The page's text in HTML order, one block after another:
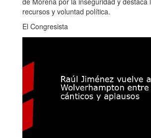
recursos y voluntad política.
El Congresista